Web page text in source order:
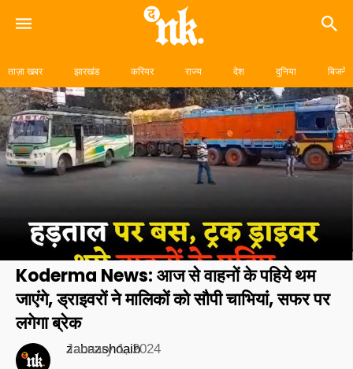
ताज़ा खबर झारखंड करियर राज्य देश दुनिया बिजनेस
Koderma News: आज से वाहनों के पहिये थम
जाएंगे, ड्राइवरों ने मालिकों को सौपी चाभियां, सफर पर
लगेगा ब्रेक
zabazshoaib
January 1, 2024